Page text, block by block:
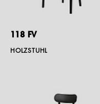
118 FV
HOLZSTUHL